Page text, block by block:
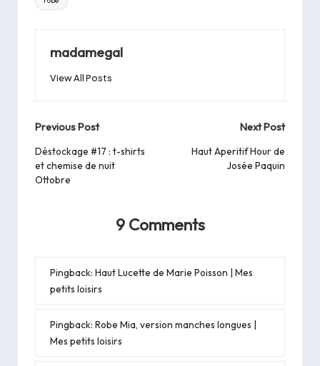
madamegal
View All Posts
Post
navigation
Previous Post
Déstockage #17 : t-shirts
et chemise de nuit
Ottobre
Next Post
Haut Aperitif Hour de
Josée Paquin
9 Comments
Pingback: Haut Lucette de Marie Poisson | Mes
petits loisirs
Pingback: Robe Mia, version manches longues |
Mes petits loisirs